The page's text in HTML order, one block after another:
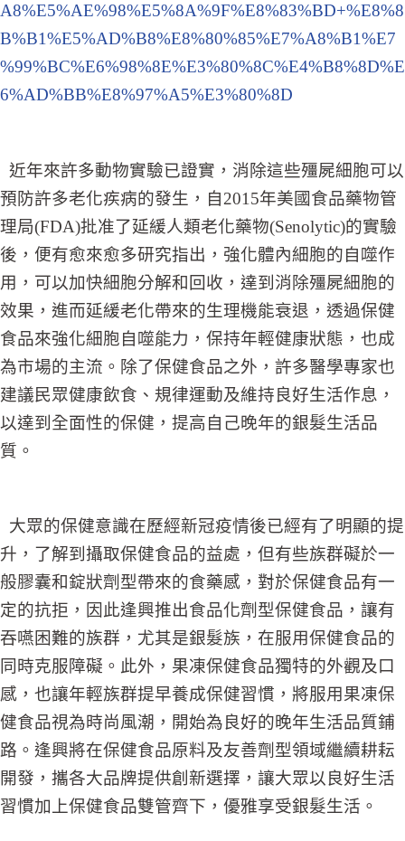
A8%E5%AE%98%E5%8A%9F%E8%83%BD+%E8%8
B%B1%E5%AD%B8%E8%80%85%E7%A8%B1%E7
%99%BC%E6%98%8E%E3%80%8C%E4%B8%8D%E
6%AD%BB%E8%97%A5%E3%80%8D
近年來許多動物實驗已證實，消除這些殭屍細胞可以
預防許多老化疾病的發生，自2015年美國食品藥物管
理局(FDA)批准了延緩人類老化藥物(Senolytic)的實驗
後，便有愈來愈多研究指出，強化體內細胞的自噬作
用，可以加快細胞分解和回收，達到消除殭屍細胞的
效果，進而延緩老化帶來的生理機能衰退，透過保健
食品來強化細胞自噬能力，保持年輕健康狀態，也成
為市場的主流。除了保健食品之外，許多醫學專家也
建議民眾健康飲食、規律運動及維持良好生活作息，
以達到全面性的保健，提高自己晚年的銀髮生活品
質。
大眾的保健意識在歷經新冠疫情後已經有了明顯的提
升，了解到攝取保健食品的益處，但有些族群礙於一
般膠囊和錠狀劑型帶來的食藥感，對於保健食品有一
定的抗拒，因此逢興推出食品化劑型保健食品，讓有
吞嚥困難的族群，尤其是銀髮族，在服用保健食品的
同時克服障礙。此外，果凍保健食品獨特的外觀及口
感，也讓年輕族群提早養成保健習慣，將服用果凍保
健食品視為時尚風潮，開始為良好的晚年生活品質鋪
路。逢興將在保健食品原料及友善劑型領域繼續耕耘
開發，攜各大品牌提供創新選擇，讓大眾以良好生活
習慣加上保健食品雙管齊下，優雅享受銀髮生活。